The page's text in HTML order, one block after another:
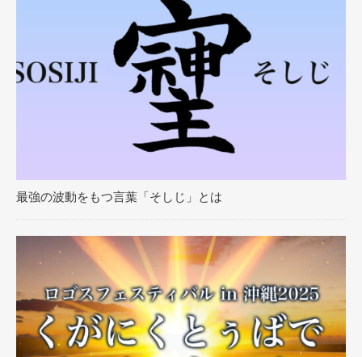
最強の波動をもつ言葉「そしじ」とは